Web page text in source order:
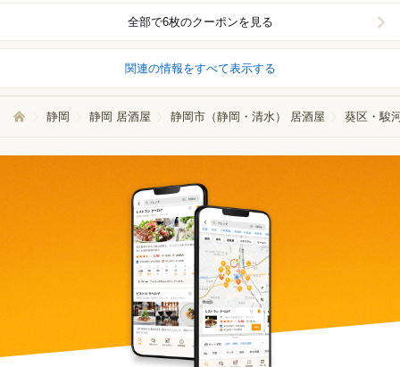
全部で6枚のクーポンを見る
関連の情報をすべて表示する
静岡 静岡 居酒屋 静岡市（静岡・清水） 居酒屋 葵区・駿